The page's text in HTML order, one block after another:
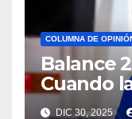
COLUMNA DE
Balance
Cuando
enDIC 30, 2025